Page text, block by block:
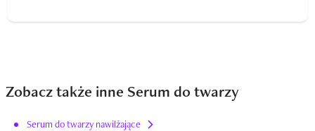
Zobacz także inne Serum do twarzy
Serum do twarzy nawilżające